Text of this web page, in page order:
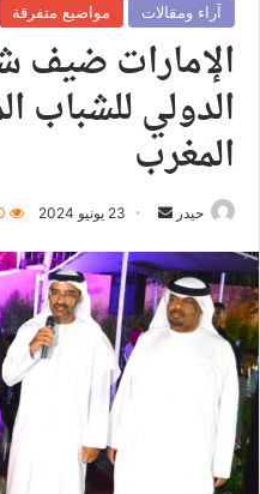
آراء ومقالات مواضيع متفرقة
الإمارات ضيف
المغرب
حيدر
أرسل
إلكترونيا
23 يونيو 2024